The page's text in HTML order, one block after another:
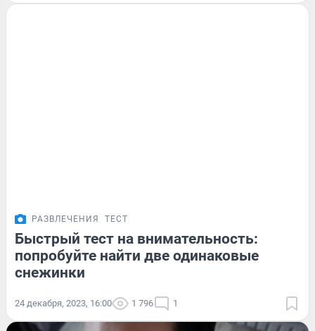
РАЗВЛЕЧЕНИЯ ТЕСТ
Быстрый тест на внимательность:
попробуйте найти две одинаковые
снежинки
24 декабря, 2023, 16:00 1 796 1